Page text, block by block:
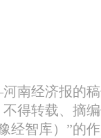
南经济报的
得转载、摘
经智库）”的